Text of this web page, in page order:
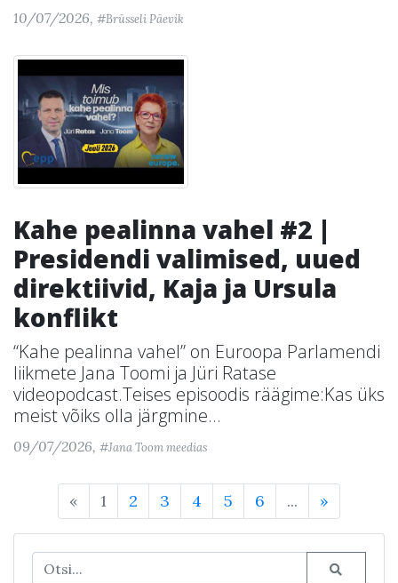
10/07/2026, #Brüsseli Päevik
Kahe pealinna vahel #2 |
Presidendi valimised, uued
direktiivid, Kaja ja Ursula
konflikt
“Kahe pealinna vahel” on Euroopa Parlamendi
liikmete Jana Toomi ja Jüri Ratase
videopodcast.Teises episoodis räägime:Kas üks
meist võiks olla järgmine...
09/07/2026, #Jana Toom meedias
« 1 2 3 4 5 6 ... »